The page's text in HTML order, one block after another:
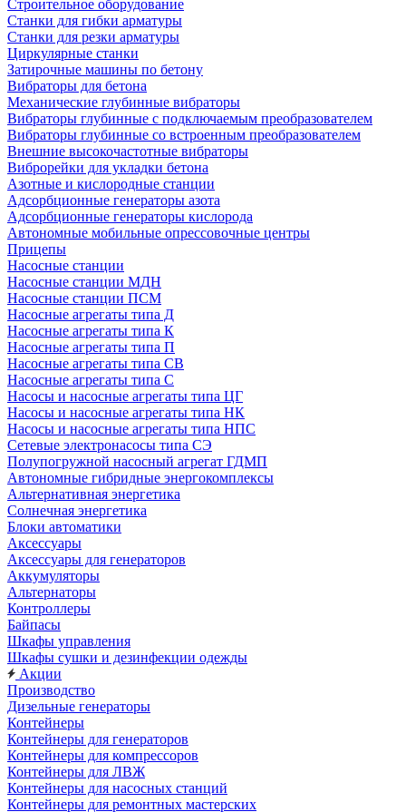
Строительное оборудование
Станки для гибки арматуры
Станки для резки арматуры
Циркулярные станки
Затирочные машины по бетону
Вибраторы для бетона
Механические глубинные вибраторы
Вибраторы глубинные с подключаемым преобразователем
Вибраторы глубинные со встроенным преобразователем
Внешние высокочастотные вибраторы
Виброрейки для укладки бетона
Азотные и кислородные станции
Адсорбционные генераторы азота
Адсорбционные генераторы кислорода
Автономные мобильные опрессовочные центры
Прицепы
Насосные станции
Насосные станции МДН
Насосные станции ПСМ
Насосные агрегаты типа Д
Насосные агрегаты типа К
Насосные агрегаты типа П
Насосные агрегаты типа СВ
Насосные агрегаты типа С
Насосы и насосные агрегаты типа ЦГ
Насосы и насосные агрегаты типа НК
Насосы и насосные агрегаты типа НПС
Сетевые электронасосы типа СЭ
Полупогружной насосный агрегат ГДМП
Автономные гибридные энергокомплексы
Альтернативная энергетика
Солнечная энергетика
Блоки автоматики
Аксессуары
Аксессуары для генераторов
Аккумуляторы
Альтернаторы
Контроллеры
Байпасы
Шкафы управления
Шкафы сушки и дезинфекции одежды
Акции
Производство
Дизельные генераторы
Контейнеры
Контейнеры для генераторов
Контейнеры для компрессоров
Контейнеры для ЛВЖ
Контейнеры для насосных станций
Контейнеры для ремонтных мастерских